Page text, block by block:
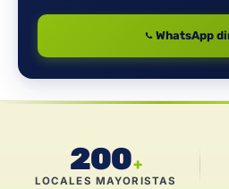
WhatsApp
200+
LOCALES MAYORISTAS